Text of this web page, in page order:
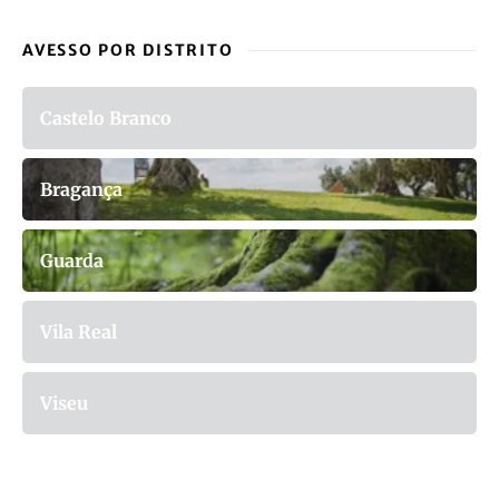
AVESSO POR DISTRITO
Castelo Branco
Bragança
Guarda
Vila Real
Viseu